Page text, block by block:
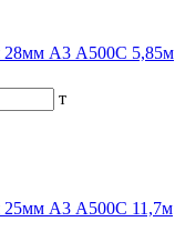
28мм А3 А500С 5,85м
т
25мм А3 А500С 11,7м